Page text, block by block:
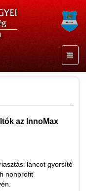
az InnoMax
láncot gyorsító
nonprofit